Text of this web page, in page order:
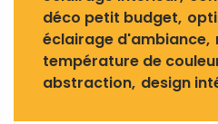
déco petit budget
éclairage d'ambiance
température de
abstraction design